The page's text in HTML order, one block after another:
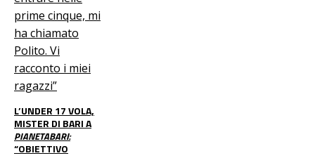
L’UNDER 17 VOLA,
MISTER DI BARI A
PIANETABARI:
“OBIETTIVO